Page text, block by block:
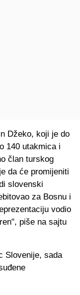
Džeko, koji je do
140 utakmica i
član turskog
da će promijeniti
slovenski
za Bosnu i
vodio
piše na sajtu
Slovenije, sada